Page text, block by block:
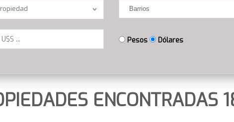
Barrios
Pesos Dólares
ENCONTRADAS